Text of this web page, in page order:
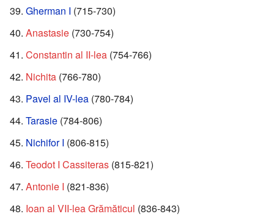
Gherman I (715-730)
Anastasie (730-754)
Constantin al II-lea (754-766)
Nichita (766-780)
Pavel al IV-lea (780-784)
Tarasie (784-806)
Nichifor I (806-815)
Teodot I Cassiteras (815-821)
Antonie I (821-836)
Ioan al VII-lea Grămăticul (836-843)